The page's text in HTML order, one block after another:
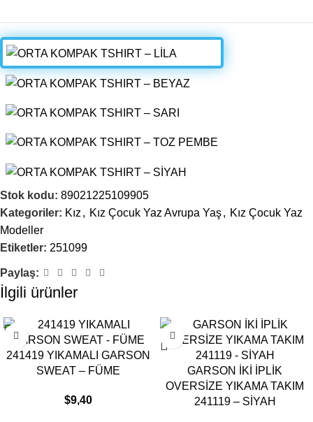
Stok kodu: 89021225109905
Kategoriler: Kız , Kız Çocuk Yaz Avrupa Yaş, Kız Çocuk Yaz
Modeller
Etiketler: 251099
Paylaş:
İlgili ürünler
241419 YIKAMALI GARSON
SWEAT – FÜME
$9,40
GARSON İKİ İPLİK
OVERSİZE YIKAMA TAKIM
241119 – SİYAH